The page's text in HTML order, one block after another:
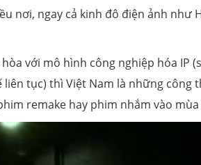
nơi, ngay cả kinh đô điện ảnh như
với mô hình công nghiệp hóa IP
tục) thì Việt Nam là những công
remake hay phim nhắm vào mùa